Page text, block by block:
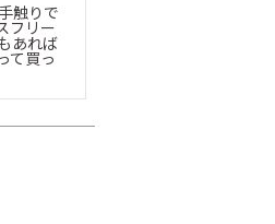
触りで
フリー
あれば
て買っ